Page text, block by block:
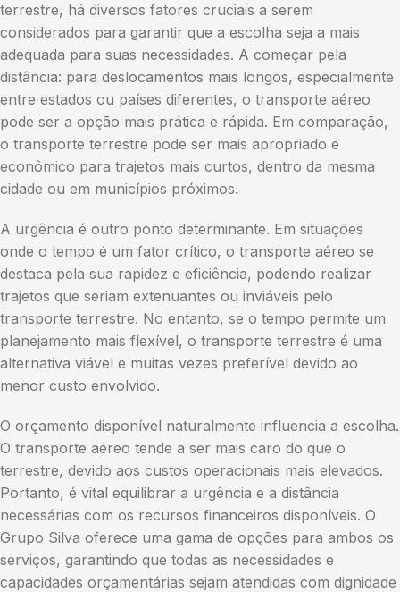
terrestre, há diversos fatores cruciais a serem
considerados para garantir que a escolha seja a mais
adequada para suas necessidades. A começar pela
distância: para deslocamentos mais longos, especialmente
entre estados ou países diferentes, o transporte aéreo
pode ser a opção mais prática e rápida. Em comparação,
o transporte terrestre pode ser mais apropriado e
econômico para trajetos mais curtos, dentro da mesma
cidade ou em municípios próximos.
A urgência é outro ponto determinante. Em situações
onde o tempo é um fator crítico, o transporte aéreo se
destaca pela sua rapidez e eficiência, podendo realizar
trajetos que seriam extenuantes ou inviáveis pelo
transporte terrestre. No entanto, se o tempo permite um
planejamento mais flexível, o transporte terrestre é uma
alternativa viável e muitas vezes preferível devido ao
menor custo envolvido.
O orçamento disponível naturalmente influencia a escolha.
O transporte aéreo tende a ser mais caro do que o
terrestre, devido aos custos operacionais mais elevados.
Portanto, é vital equilibrar a urgência e a distância
necessárias com os recursos financeiros disponíveis. O
Grupo Silva oferece uma gama de opções para ambos os
serviços, garantindo que todas as necessidades e
capacidades orçamentárias sejam atendidas com dignidade